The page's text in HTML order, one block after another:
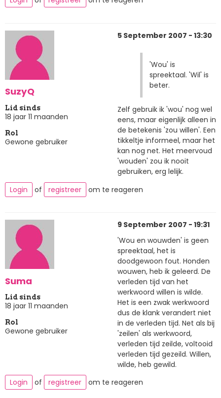
SuzyQ
Lid sinds
18 jaar 11 maanden
Rol
Gewone gebruiker
5 September 2007 - 13:30
'Wou' is
spreektaal. 'Wil' is
beter.
Zelf gebruik ik 'wou' nog wel
eens, maar eigenlijk alleen in
de betekenis 'zou willen'. Een
tikkeltje informeel, maar het
kan nog net. Het meervoud
'wouden' zou ik nooit
gebruiken, erg lelijk.
Login
of registreer om te reageren
Suma
Lid sinds
18 jaar 11 maanden
Rol
Gewone gebruiker
9 September 2007 - 19:31
'Wou en wouwden' is geen
spreektaal, het is
doodgewoon fout. Honden
wouwen, heb ik geleerd. De
verleden tijd van het
werkwoord willen is wilde.
Het is een zwak werkwoord
dus de klank verandert niet
in de verleden tijd. Net als bij
'zeilen' als werkwoord,
verleden tijd zeilde, voltooid
verleden tijd gezeild. Willen,
wilde, heb gewild.
Login
of registreer om te reageren